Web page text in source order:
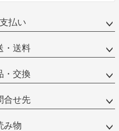
払い
・送料
・交換
合せ先
み物